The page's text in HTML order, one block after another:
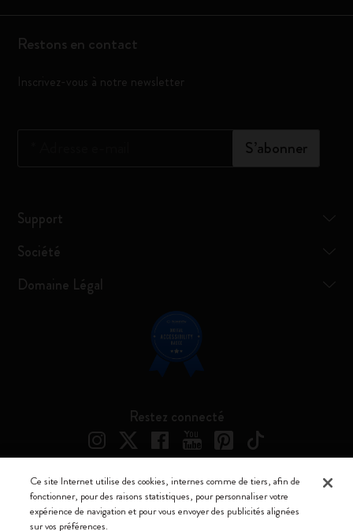
Restons en contact
Inscrivez-vous à notre newsletter
S’abonner
Support
Société
Domaine Légal
Restez connecté
Moleskine ® est une marque enregistrée de Moleskine Srl a socio unico
Ce site Internet utilise des cookies, internes comme de tiers, afin de
fonctionner, pour des raisons statistiques, pour personnaliser votre
expérience de navigation et pour vous envoyer des publicités alignées
sur vos préférences.